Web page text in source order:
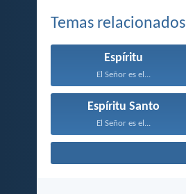
Temas relacionados
Espíritu
El Señor es el...
Espíritu Santo
El Señor es el...